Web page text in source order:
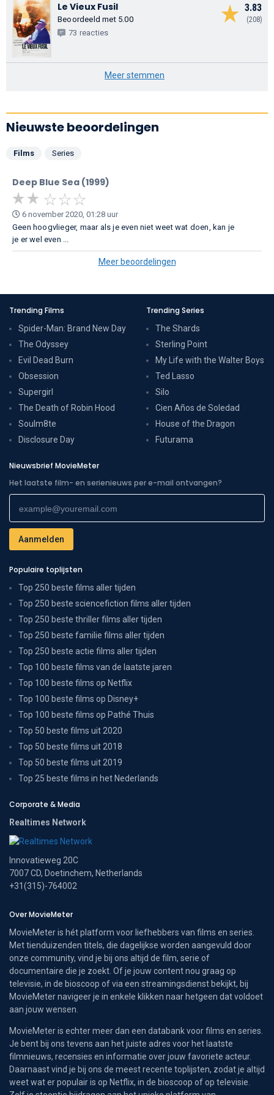
3.83
(208)
Le Vieux Fusil
Beoordeeld met 5.00
73 reacties
Meer stemmen
Nieuwste beoordelingen
Films Series
Deep Blue Sea (1999)
6 november 2020, 01:28 uur
Geen hoogvlieger, maar als je even niet weet wat doen, kan je
je er wel even ...
Meer beoordelingen
Trending Films
Spider-Man: Brand New Day
The Odyssey
Evil Dead Burn
Obsession
Supergirl
The Death of Robin Hood
Soulm8te
Disclosure Day
Trending Series
The Shards
Sterling Point
My Life with the Walter Boys
Ted Lasso
Silo
Cien Años de Soledad
House of the Dragon
Futurama
Nieuwsbrief MovieMeter
Het laatste film- en serienieuws per e-mail ontvangen?
Populaire toplijsten
Top 250 beste films aller tijden
Top 250 beste sciencefiction films aller tijden
Top 250 beste thriller films aller tijden
Top 250 beste familie films aller tijden
Top 250 beste actie films aller tijden
Top 100 beste films van de laatste jaren
Top 100 beste films op Netflix
Top 100 beste films op Disney+
Top 100 beste films op Pathé Thuis
Top 50 beste films uit 2020
Top 50 beste films uit 2018
Top 50 beste films uit 2019
Top 25 beste films in het Nederlands
Corporate & Media
Realtimes Network
Innovatieweg 20C
7007 CD, Doetinchem, Netherlands
+31(315)-764002
Over MovieMeter
MovieMeter is hét platform voor liefhebbers van films en series.
Met tienduizenden titels, die dagelijkse worden aangevuld door
onze community, vind je bij ons altijd de film, serie of
documentaire die je zoekt. Of je jouw content nou graag op
televisie, in de bioscoop of via een streamingsdienst bekijkt, bij
MovieMeter navigeer je in enkele klikken naar hetgeen dat voldoet
aan jouw wensen.
MovieMeter is echter meer dan een databank voor films en series.
Je bent bij ons tevens aan het juiste adres voor het laatste
filmnieuws, recensies en informatie over jouw favoriete acteur.
Daarnaast vind je bij ons de meest recente toplijsten, zodat je altijd
weet wat er populair is op Netflix, in de bioscoop of op televisie.